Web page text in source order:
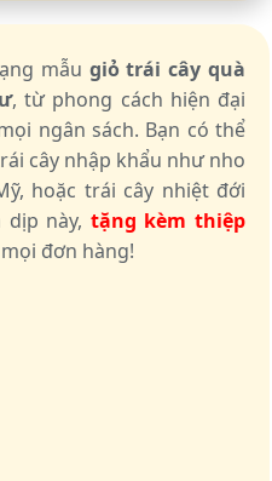
mẫu giỏ trái cây quà
, từ phong cách hiện đại
ngân sách. Bạn có thể
cây nhập khẩu như nho
hoặc trái cây nhiệt đới
này, tặng kèm thiệp
đơn hàng!